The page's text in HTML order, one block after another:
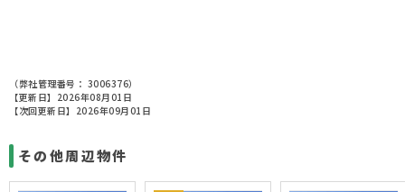
（弊社管理番号： 3006376）
【更新日】2026年08月01日
【次回更新日】2026年09月01日
その他周辺物件